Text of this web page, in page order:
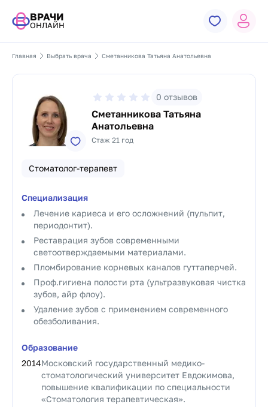
ВРАЧИ
ОНЛАЙН
Главная Выбрать врача Сметанникова Татьяна Анатольевна
0 отзывов
Сметанникова Татьяна
Анатольевна
Стаж 21 год
Стоматолог-терапевт
Специализация
Лечение кариеса и его осложнений (пульпит,
периодонтит).
Реставрация зубов современными
светоотверждаемыми материалами.
Пломбирование корневых каналов гуттаперчей.
Проф.гигиена полости рта (ультразвуковая чистка
зубов, айр флоу).
Удаление зубов с применением современного
обезболивания.
Образование
2014Московский государственный медико-
стоматологический университет Евдокимова,
повышение квалификации по специальности
«Стоматология терапевтическая».